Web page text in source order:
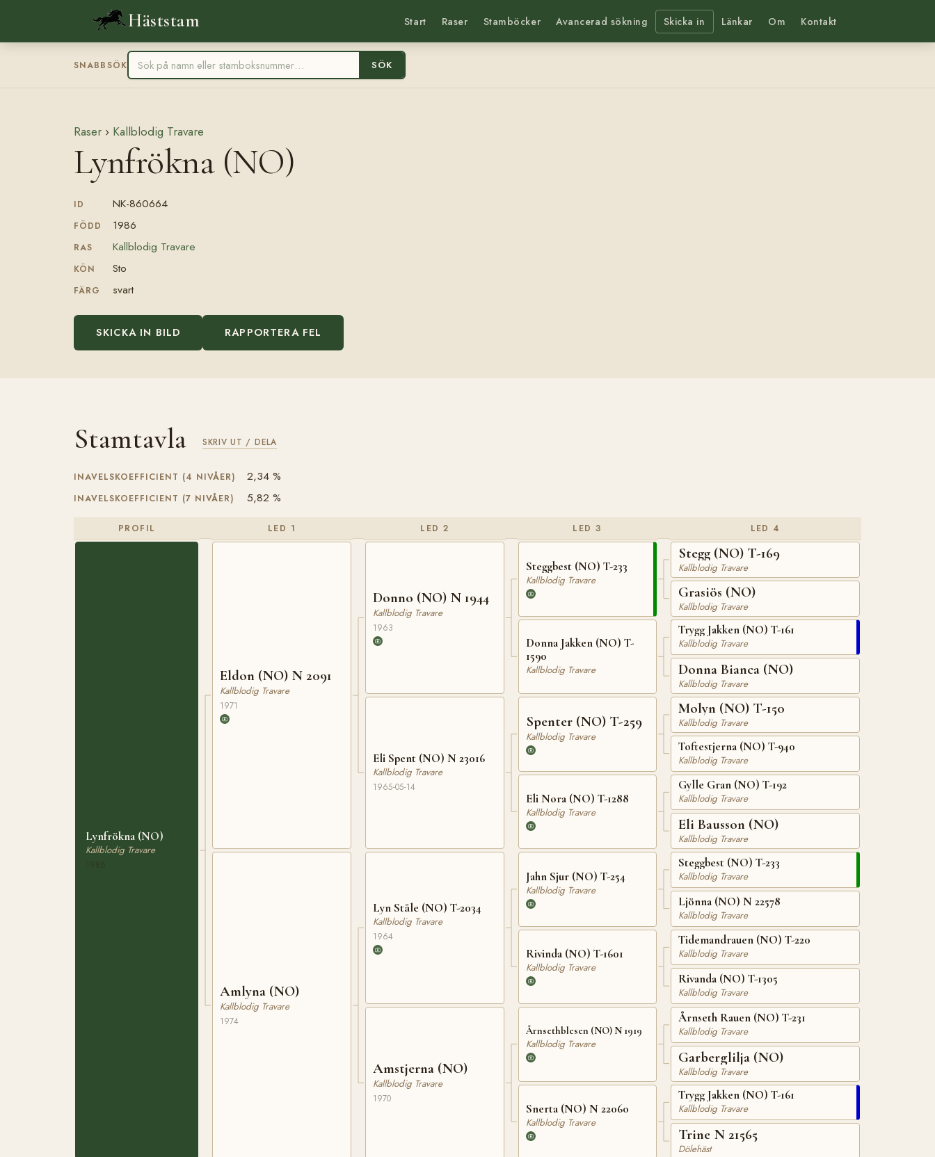
Häststam Start Raser Stamböcker Avancerad sökning Skicka in Länkar Om Kontakt
SNABBSÖK SÖK
Raser › Kallblodig Travare
Lynfrökna (NO)
ID NK-860664
FÖDD 1986
RAS Kallblodig Travare
KÖN Sto
FÄRG svart
SKICKA IN BILD RAPPORTERA FEL
Stamtavla SKRIV UT / DELA
INAVELSKOEFFICIENT (4 NIVÅER) 2,34 %
INAVELSKOEFFICIENT (7 NIVÅER) 5,82 %
PROFIL
Lynfrökna (NO)
Kallblodig Travare
LED 1
Eldon (NO) N 2091
Kallblodig Travare
1971
Amlyna (NO)
Kallblodig Travare
1974
LED 2
Donno (NO) N 1944
Kallblodig Travare
1963
Eli Spent (NO) N 23016
Kallblodig Travare
1965-05-14
Lyn Ståle (NO) T-2034
Kallblodig Travare
1964
Amstjerna (NO)
Kallblodig Travare
1970
LED 3
Steggbest (NO) T-233
Kallblodig Travare
Donna Jakken (NO) T-
1590
Kallblodig Travare
Spenter (NO) T-259
Kallblodig Travare
Eli Nora (NO) T-1288
Kallblodig Travare
Jahn Sjur (NO) T-254
Kallblodig Travare
Rivinda (NO) T-1601
Kallblodig Travare
Årnsethblesen (NO) N 1919
Kallblodig Travare
Snerta (NO) N 22060
Kallblodig Travare
LED 4
Stegg (NO) T-169
Kallblodig Travare
Grasiös (NO)
Kallblodig Travare
Trygg Jakken (NO) T-161
Kallblodig Travare
Donna Bianca (NO)
Kallblodig Travare
Molyn (NO) T-150
Kallblodig Travare
Toftestjerna (NO) T-940
Kallblodig Travare
Gylle Gran (NO) T-192
Kallblodig Travare
Eli Bausson (NO)
Kallblodig Travare
Steggbest (NO) T-233
Kallblodig Travare
Ljönna (NO) N 22578
Kallblodig Travare
Tidemandrauen (NO) T-220
Kallblodig Travare
Rivanda (NO) T-1305
Kallblodig Travare
Årnseth Rauen (NO) T-231
Kallblodig Travare
Garberglilja (NO)
Kallblodig Travare
Trygg Jakken (NO) T-161
Kallblodig Travare
Trine N 21565
Dölehäst